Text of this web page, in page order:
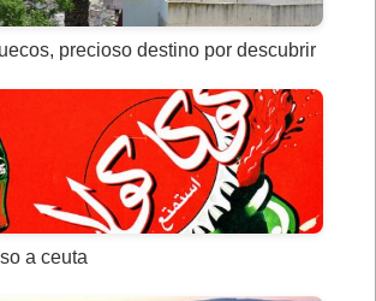
precioso destino por descubrir
a ceuta